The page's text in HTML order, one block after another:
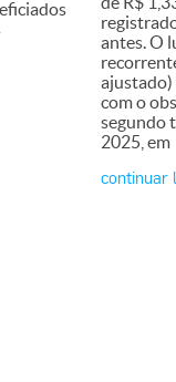
antes. O
ajustado)
com o
segundo
2025, em
continuar